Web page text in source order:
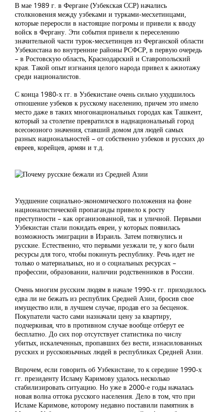
В мае 1989 г. в Фергане (Узбекская ССР) начались
столкновения между узбеками и турками-месхетинцами,
которые переросли в настоящие погромы и привели к вводу
войск в Фергану. Эти события привели к переселению
значительной части турок-месхетинцев из Ферганской области
Узбекистана во внутренние районы РСФСР, в первую очередь
– в Ростовскую область, Краснодарский и Ставропольский
края. Такой опыт изгнания целого народа привел к ажиотажу
среди националистов.
С конца 1980-х гг. в Узбекистане очень сильно ухудшилось
отношение узбеков к русскому населению, причем это имело
место даже в таких многонациональных городах как Ташкент,
который за столетие превратился в наднациональный город
всесоюзного значения, ставший домом для людей самых
разных национальностей – от собственно узбеков и русских до
евреев, корейцев, армян и т.д.
Ухудшение социально-экономического положения на фоне
националистической пропаганды привело к росту
преступности – как организованной, так и уличной. Первыми
Узбекистан стали покидать евреи, у которых появилась
возможность эмиграции в Израиль. Затем потянулись и
русские. Естественно, что первыми уезжали те, у кого были
ресурсы для того, чтобы покинуть республику. Речь идет не
только о материальных, но и о социальных ресурсах –
профессии, образовании, наличии родственников в России.
Очень многим русским людям в начале 1990-х гг. приходилось
едва ли не бежать из республик Средней Азии, бросив свое
имущество или, в лучшем случае, продав его за бесценок.
Покупатели часто сами назначали цену за квартиру,
подчеркивая, что в противном случае вообще отберут ее
бесплатно. До сих пор отсутствует статистика по числу
убитых, искалеченных, пропавших без вести, изнасилованных
русских и русскоязычных людей в республиках Средней Азии.
Впрочем, если говорить об Узбекистане, то к середине 1990-х
гг. президенту Исламу Каримову удалось несколько
стабилизировать ситуацию. Но уже в 2000-е годы началась
новая волна оттока русского населения. Дело в том, что при
Исламе Каримове, которому недавно поставили памятник в